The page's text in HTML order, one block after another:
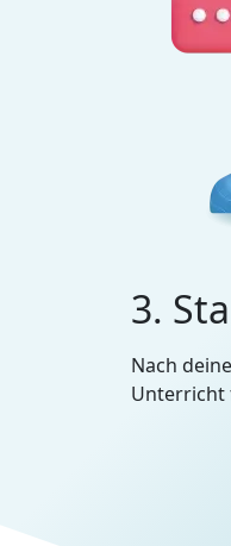
3.
Nach
Unterricht